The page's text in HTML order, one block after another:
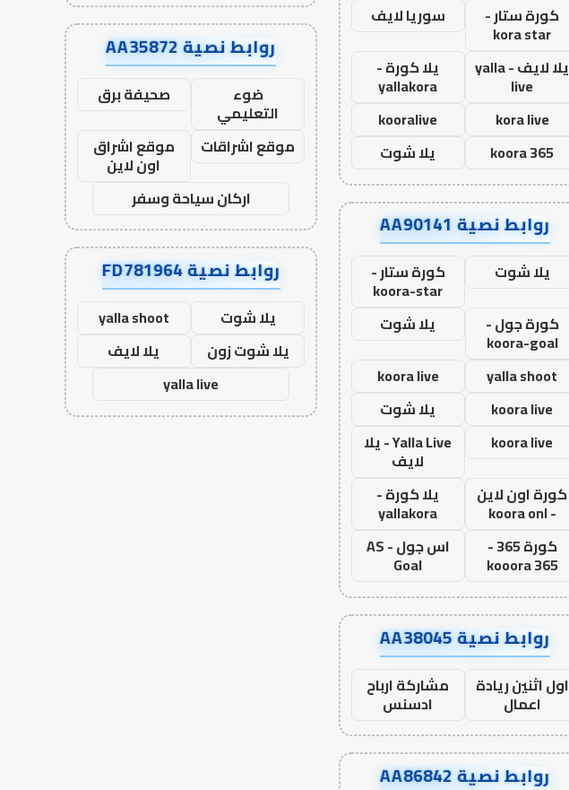
كورة ستار -
kora star
سوريا لايف
يلا لايف - yalla
live
يلا كورة -
yallakora
kora live
kooralive
koora 365
يلا شوت
روابط نصية AA90141
يلا شوت كورة ستار -
koora-star
كورة جول -
koora-goal
يلا شوت
yalla shoot
koora live
koora live
يلا شوت
koora live
Yalla Live - يلا
لايف
كورة اون لاين
- koora onl
يلا كورة -
yallakora
كورة 365 -
kooora 365
اس جول - AS
Goal
روابط نصية AA38045
اول اثنين ريادة
اعمال
مشاركة ارباح
ادسنس
روابط نصية AA86842
روابط نصية AA35872
ضوء
التعليمي
صحيفة برق
موقع اشراقات
موقع اشراق
اون لاين
اركان سياحة وسفر
روابط نصية FD781964
يلا شوت
yalla shoot
يلا شوت زون
يلا لايف
yalla live